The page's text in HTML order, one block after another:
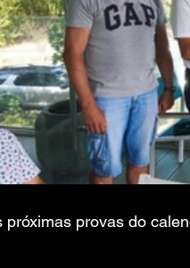
próximas provas do